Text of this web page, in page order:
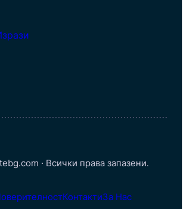
· Всички права запазени.
КонтактиЗа Нас